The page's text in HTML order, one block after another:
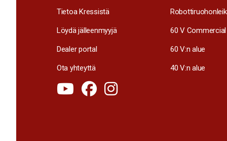
Tietoa Kressistä
Löydä jälleenmyyjä
Dealer portal
Ota yhteyttä
60 V Commercial
60 V:n alue
40 V:n alue